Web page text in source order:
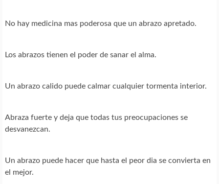
No hay medicina mas poderosa que un abrazo apretado.
Los abrazos tienen el poder de sanar el alma.
Un abrazo calido puede calmar cualquier tormenta interior.
Abraza fuerte y deja que todas tus preocupaciones se
desvanezcan.
Un abrazo puede hacer que hasta el peor dia se convierta en
el mejor.